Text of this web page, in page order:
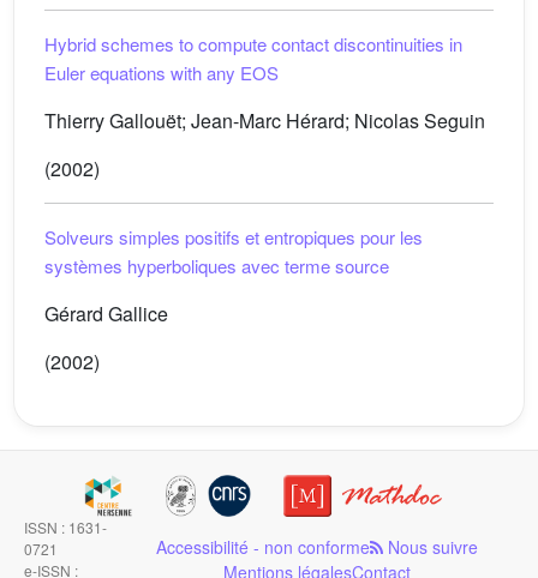
Hybrid schemes to compute contact discontinuities in
Euler equations with any EOS
Thierry Gallouët; Jean-Marc Hérard; Nicolas Seguin
(2002)
Solveurs simples positifs et entropiques pour les
systèmes hyperboliques avec terme source
Gérard Gallice
(2002)
ISSN : 1631-
0721
e-ISSN :
Accessibilité - non conforme Nous suivre
Mentions légalesContact